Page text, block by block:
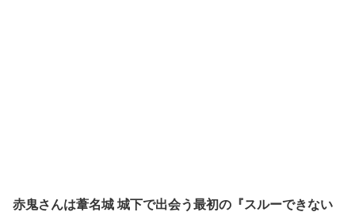
赤鬼さんは葦名城 城下で出会う最初の『スルーできない